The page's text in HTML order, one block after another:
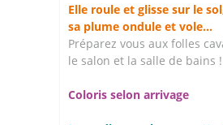
Elle roule et glisse sur le
sa plume ondule et vole…
Préparez vous aux folles
le salon et la salle de bains !
Coloris selon arrivage